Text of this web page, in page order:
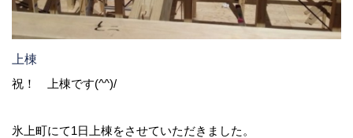
上棟
祝！ 上棟です(^^)/
氷上町にて1日上棟をさせていただきました。